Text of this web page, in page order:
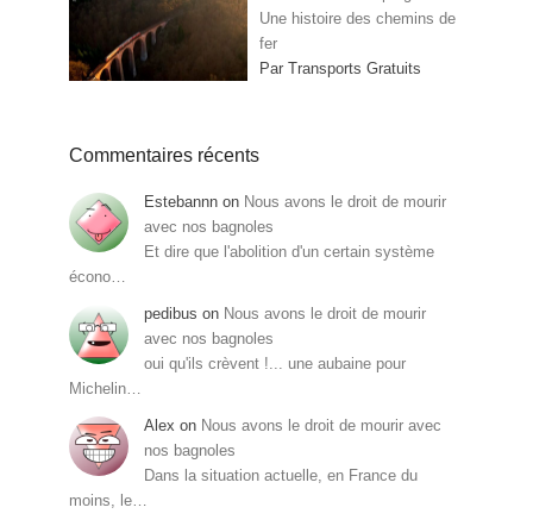
Une histoire des chemins de
fer
Par Transports Gratuits
Commentaires récents
Estebannn on Nous avons le droit de mourir
avec nos bagnoles
Et dire que l'abolition d'un certain système
écono…
pedibus on Nous avons le droit de mourir
avec nos bagnoles
oui qu'ils crèvent !... une aubaine pour
Michelin…
Alex on Nous avons le droit de mourir avec
nos bagnoles
Dans la situation actuelle, en France du
moins, le…